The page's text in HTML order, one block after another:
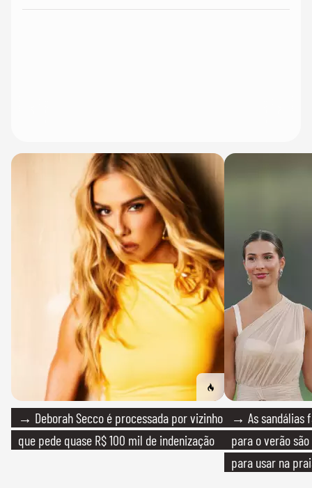
→ Deborah Secco é processada por vizinho
que pede quase R$ 100 mil de indenização
→ As sandálias
para o verão
para usar na